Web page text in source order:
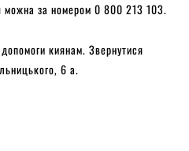
можна за номером 0 800 213 103.
киянам. Звернутися
6 а.